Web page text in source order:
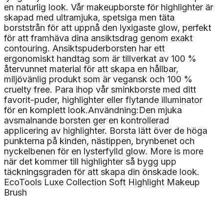
en naturlig look. Vår makeupborste för highlighter är
skapad med ultramjuka, spetsiga men täta
borststrån för att uppnå den lyxigaste glow, perfekt
för att framhäva dina ansiktsdrag genom exakt
contouring. Ansiktspuderborsten har ett
ergonomiskt handtag som är tillverkat av 100 %
återvunnet material för att skapa en hållbar,
miljövänlig produkt som är vegansk och 100 %
cruelty free. Para ihop vår sminkborste med ditt
favorit-puder, highlighter eller flytande illuminator
för en komplett look.Användning:Den mjuka
avsmalnande borsten ger en kontrollerad
applicering av highlighter. Borsta lätt över de höga
punkterna på kinden, nästippen, brynbenet och
nyckelbenen för en lysterfylld glow. More is more
när det kommer till highlighter så bygg upp
täckningsgraden för att skapa din önskade look.
EcoTools Luxe Collection Soft Highlight Makeup
Brush